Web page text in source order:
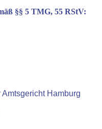
§§ 5 TMG, 55 RStV:
Hamburg